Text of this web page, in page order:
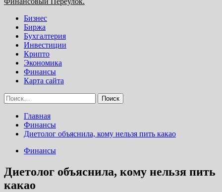
Бизнес
Биржа
Бухгалтерия
Инвестиции
Крипто
Экономика
Финансы
Карта сайта
Найти:
Главная
Финансы
Диетолог объяснила, кому нельзя пить какао
Финансы
Диетолог объяснила, кому нельзя пить
какао